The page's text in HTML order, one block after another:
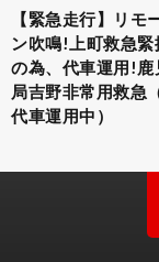
【緊急走行】リモ
ン吹鳴!上町救急緊
の為、代車運用!鹿
局吉野非常用救急
代車運用中）